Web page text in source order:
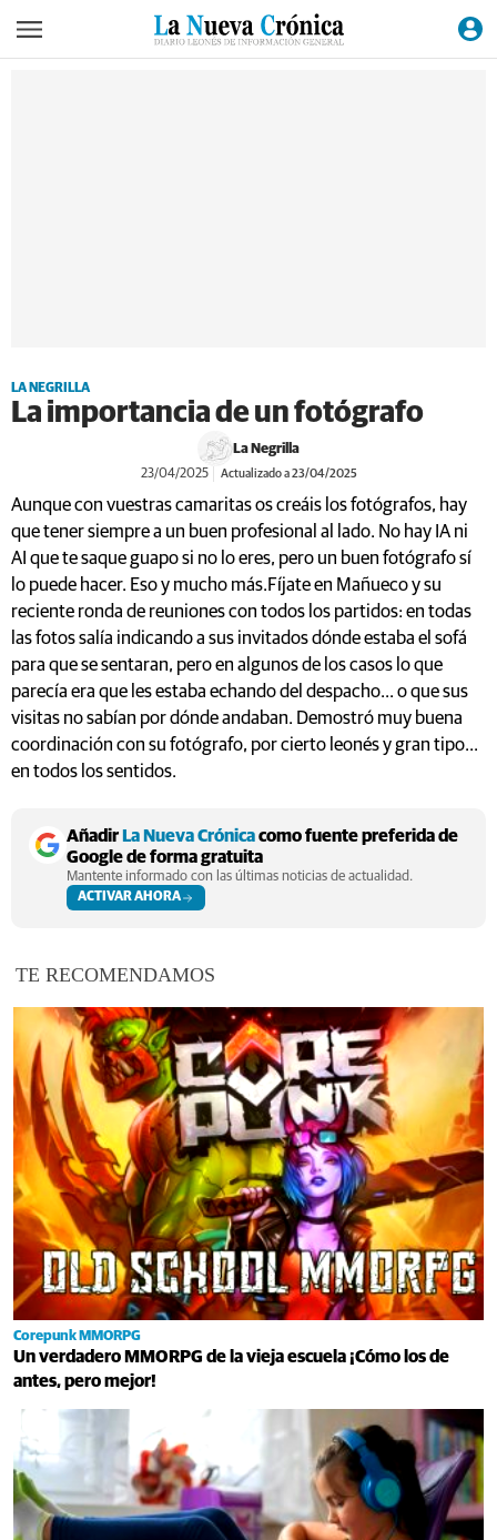
LA NEGRILLA
La importancia de un fotógrafo
La Negrilla
23/04/2025 Actualizado a 23/04/2025
Aunque con vuestras camaritas os creáis los fotógrafos, hay
que tener siempre a un buen profesional al lado. No hay IA ni
AI que te saque guapo si no lo eres, pero un buen fotógrafo sí
lo puede hacer. Eso y mucho más.Fíjate en Mañueco y su
reciente ronda de reuniones con todos los partidos: en todas
las fotos salía indicando a sus invitados dónde estaba el sofá
para que se sentaran, pero en algunos de los casos lo que
parecía era que les estaba echando del despacho... o que sus
visitas no sabían por dónde andaban. Demostró muy buena
coordinación con su fotógrafo, por cierto leonés y gran tipo...
en todos los sentidos.
Añadir La Nueva Crónicacomo fuente preferida de
Google de forma gratuita
Mantente informado con las últimas noticias de actualidad.
ACTIVAR AHORA
TE RECOMENDAMOS
Corepunk MMORPG
Un verdadero MMORPG de la vieja escuela ¡Cómo los de
antes, pero mejor!